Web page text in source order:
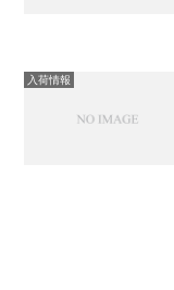
入荷情報